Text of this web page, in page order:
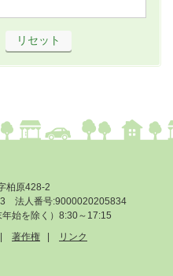
柏原428-2
法人番号:9000020205834
始を除く）8:30～17:15
著作権
リンク